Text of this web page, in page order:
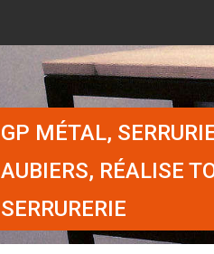
GP MÉTAL,
AUBIERS, RÉALISE
SERRURERIE